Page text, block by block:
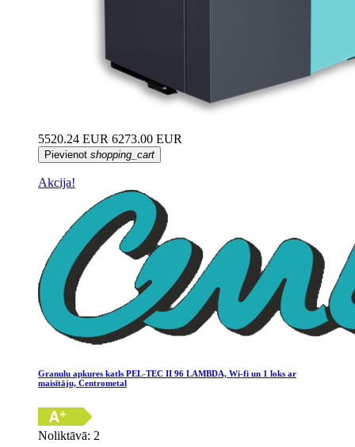
5520.24 EUR 6273.00 EUR
Pievienot shopping_cart
Akcija!
Granulu apkures katls PEL-TEC II 96 LAMBDA, Wi-fi un 1 loks ar
maisītāju, Centrometal
Noliktāvā: 2